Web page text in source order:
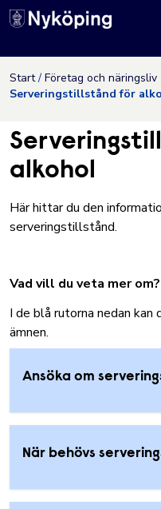
Nyköpings
Start Företag och näringsliv
Serveringstillstånd för
alkohol
Här hittar du den
serveringstillstånd.
Vad vill du veta mer om?
I de blå rutorna nedan
ämnen.
Ansöka om
När behövs